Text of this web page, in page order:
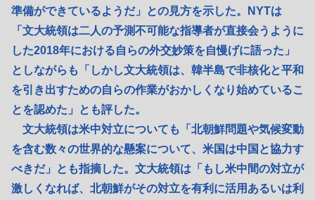
準備ができているようだ」との見方を示した。NYTは
「文大統領は二人の予測不可能な指導者が直接会うように
した2018年における自らの外交妙策を自慢げに語った」
としながらも「しかし文大統領は、韓半島で非核化と平和
を引き出すための自らの作業がおかしくなり始めているこ
とを認めた」とも評した。
文大統領は米中対立についても「北朝鮮問題や気候変動
を含む数々の世界的な懸案について、米国は中国と協力す
べきだ」とも指摘した。文大統領は「もし米中間の対立が
激しくなれば、北朝鮮がその対立を有利に活用あるいは利